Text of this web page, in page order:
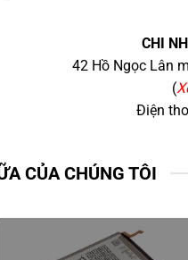
CHI
42 Hồ Ngọc Lân
(
Điện
CỦA CHÚNG TÔI